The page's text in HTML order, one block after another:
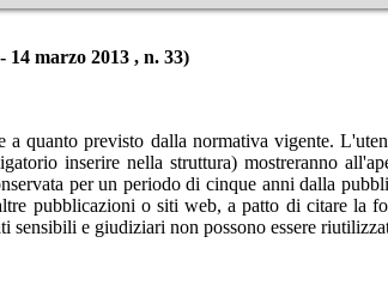
14 marzo 2013 , n. 33)
quanto previsto dalla normativa vigente.
inserire nella struttura) mostreranno
per un periodo di cinque anni dalla
pubblicazioni o siti web, a patto di citare la
sensibili e giudiziari non possono essere